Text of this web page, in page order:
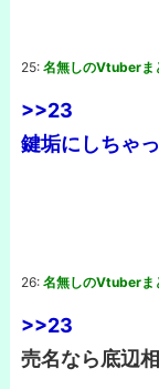
25: 名無しのVtuberま
>>23
鍵垢にしちゃ
26: 名無しのVtuberま
>>23
売名なら底辺